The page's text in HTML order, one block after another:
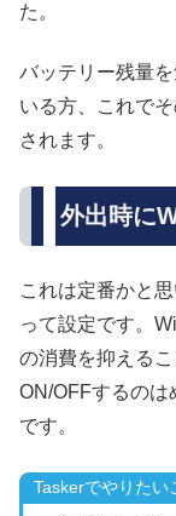
た。
バッテリー残量
いる方、これで
されます。
外出時に
これは定番かと
って設定です。
の消費を抑える
ON/OFFするのは
です。
Taskerでやりたい